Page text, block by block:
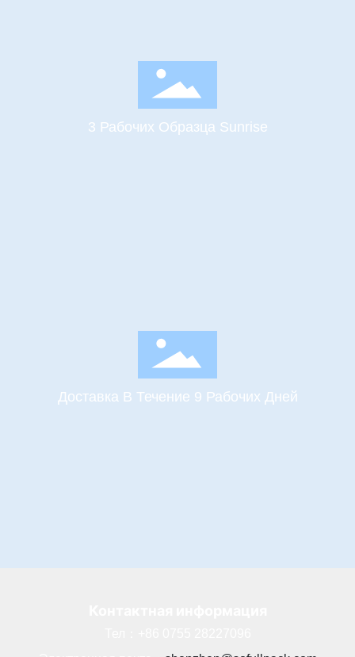
3 Рабочих Образца Sunrise
Доставка В Течение 9 Рабочих Дней